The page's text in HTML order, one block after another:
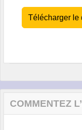
Télécharger le
COMMENTEZ